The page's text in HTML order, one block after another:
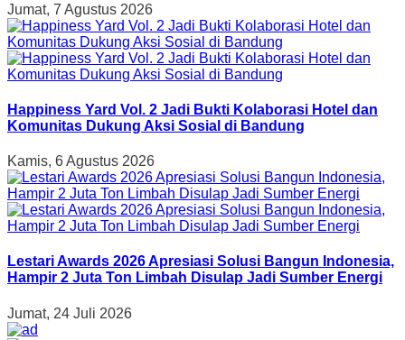
Jumat, 7 Agustus 2026
Happiness Yard Vol. 2 Jadi Bukti Kolaborasi Hotel dan
Komunitas Dukung Aksi Sosial di Bandung
Kamis, 6 Agustus 2026
Lestari Awards 2026 Apresiasi Solusi Bangun Indonesia,
Hampir 2 Juta Ton Limbah Disulap Jadi Sumber Energi
Jumat, 24 Juli 2026